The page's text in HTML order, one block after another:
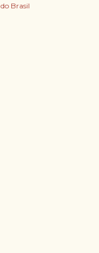
Brasil